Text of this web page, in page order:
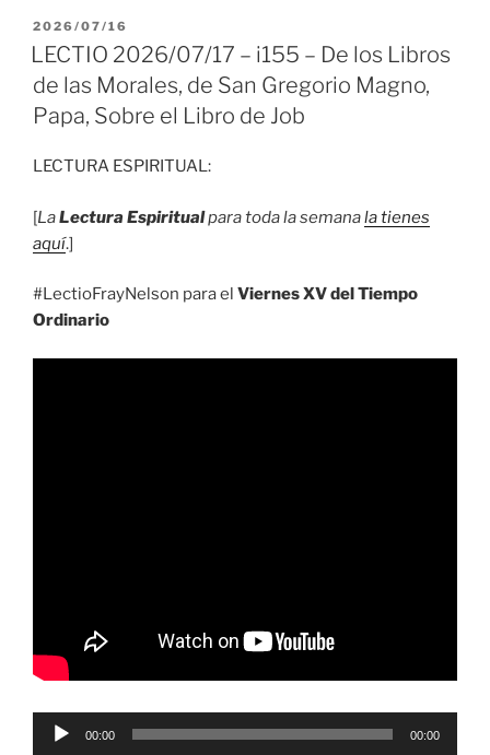
PUBLICADO
EL
2026/07/16
LECTIO 2026/07/17 – i155 – De los Libros
de las Morales, de San Gregorio Magno,
Papa, Sobre el Libro de Job
LECTURA ESPIRITUAL:
[LaLectura Espiritualpara toda la semanala tienes
aquí.]
#LectioFrayNelson para el Viernes XV del Tiempo
Ordinario
Reproductor
00:00 00:00